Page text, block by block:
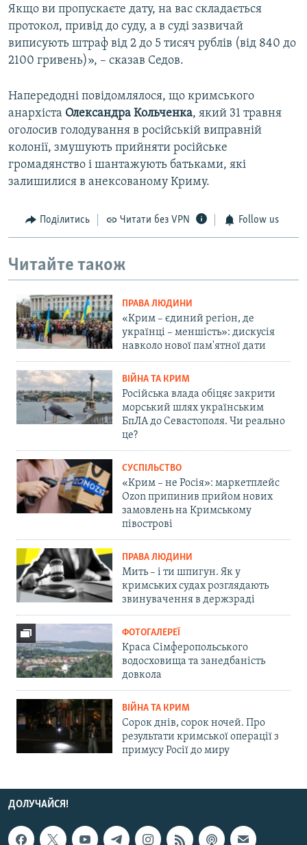
Якщо ви пропускаєте дату, на вас складається
протокол, привід до суду, а в суді зазвичай
виписують штраф від 2 до 5 тисяч рублів (від 840 до
2100 гривень)», – сказав Седов.
Напередодні повідомлялося, що кримського
анархіста Олександра Кольченка, який 31 травня
оголосив голодування в російській виправній
колонії, змушують прийняти російське
громадянство і шантажують батьками, які
залишилися в анексованому Криму.
Поділитись Читати без VPN Follow us
Читайте також
ПРАВА ЛЮДИНИ
«Крим – єдиний регіон, де
українці – меншість»: дискусія
навколо нової пам'ятної дати
ВІЙНА ТА КРИМ
Російська влада обіцяє закрити
морський шлях українським
БпЛА до Севастополя. Чи реально
це?
СУСПІЛЬСТВО
«Крим – не Росія»: маркетплейс
Ozon припинив прийом нових
замовлень на Кримському
півострові
ПРАВА ЛЮДИНИ
Мить – і ти шпигун. Як у
кримських судах розглядають
звинувачення в держзраді
ФОТОГАЛЕРЕЇ
Краса Сімферопольського
водосховища та занедбаність
довкола
ВІЙНА ТА КРИМ
Сорок днів, сорок ночей. Про
результати кримської операції з
примусу Росії до миру
ДОЛУЧАЙСЯ!